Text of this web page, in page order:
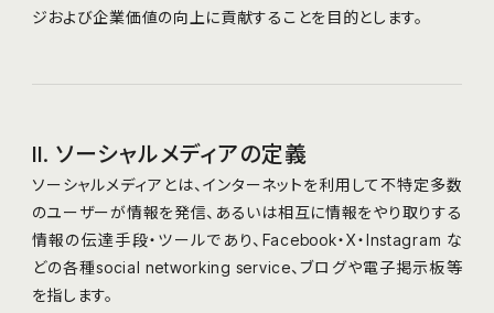
ジおよび企業価値の向上に貢献することを目的とします。
II. ソーシャルメディアの定義
ソーシャルメディアとは、インターネットを利⽤して不特定多数
のユーザーが情報を発信、あるいは相互に情報をやり取りする
情報の伝達手段・ツールであり、Facebook・X・Instagram な
どの各種social networking service、ブログや電子掲示板等
を指します。